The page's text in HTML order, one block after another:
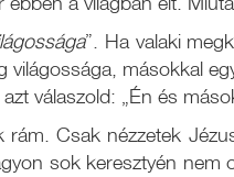
”. Ha valaki
világossága, másokkal
válaszold: „Én és
Csak nézzetek
sok keresztyén